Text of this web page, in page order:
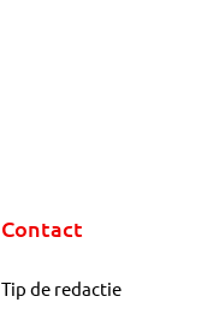
Contact
Tip de redactie